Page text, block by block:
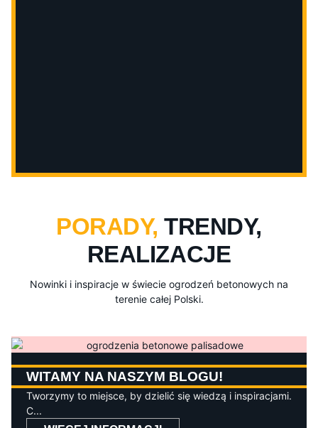
PORADY,TRENDY,
REALIZACJE
Nowinki i inspiracje w świecie ogrodzeń betonowych na
terenie całej Polski.
WITAMY NA NASZYM BLOGU!
Tworzymy to miejsce, by dzielić się wiedzą i inspiracjami.
C...